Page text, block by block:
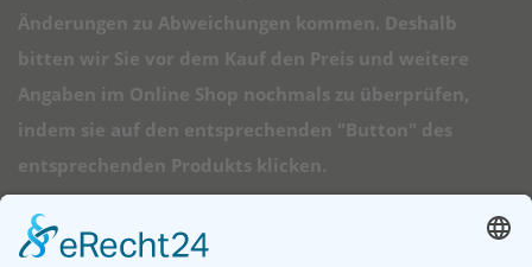
Änderungen zu Abweichungen kommen. Deshalb
bitten wir Sie vor dem Kauf den Preis und weitere
Angaben im Online Shop nochmals zu überprüfen,
indem sie auf den entsprechenden "Button" des
entsprechenden Produkts klicken.
➠ Direktlinks
Longboard Anfänger